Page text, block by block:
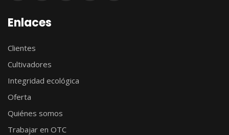
Enlaces
Clientes
Cultivadores
Integridad ecológica
Oferta
Quiénes somos
Trabajar en OTC